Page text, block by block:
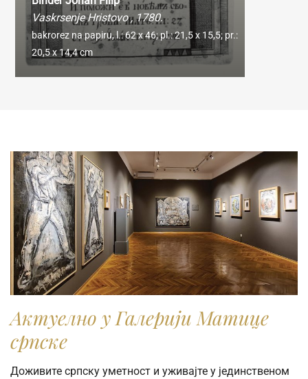
Ukoliko vam je potrebna fotografija visoke rezolucije radi
publikovanja ili reprodukovanja u naučne, stručne ili
komercijalne svrhe, molimo vas da popunite online
Zahtev za izdavanje digitalne fotografije.
Vaskrsenje Hristovo , 1780.
bakrorez na papiru,l.: 62 x 46; pl.: 21,5 x 15,5; pr.:
20,5 x 14,4 cm
Актуелно у Галерији Матице
српске
Доживите српску уметност и уживајте у јединственом